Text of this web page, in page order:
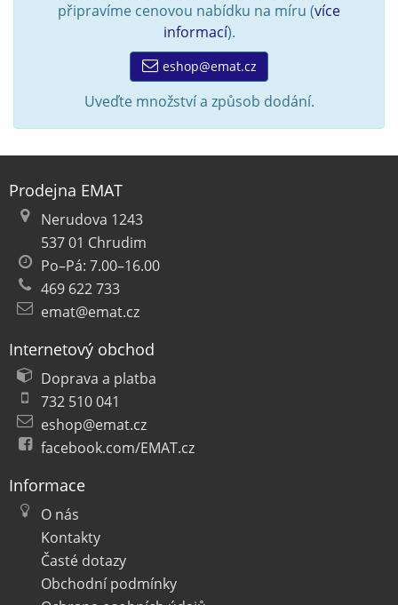
připravíme cenovou nabídku na míru (více
informací).
eshop@emat.cz
Uveďte množství a způsob dodání.
Prodejna EMAT
Nerudova 1243
537 01 Chrudim
Po–Pá: 7.00–16.00
469 622 733
emat@emat.cz
Internetový obchod
Doprava a platba
732 510 041
eshop@emat.cz
facebook.com/EMAT.cz
Informace
O nás
Kontakty
Časté dotazy
Obchodní podmínky